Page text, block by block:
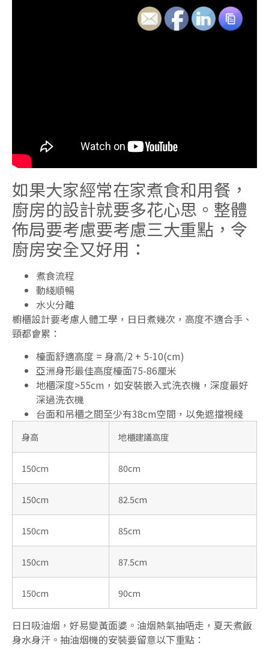
如果大家經常在家煮食和用餐，
廚房的設計就要多花心思。整體
佈局要考慮要考慮三大重點，令
廚房安全又好用：
煮食流程
動綫順暢
水火分離
櫥櫃設計要考慮人體工學，日日煮幾次，高度不適合手、
頸都會累：
檯面舒適高度 = 身高/2 + 5-10(cm)
亞洲身形最佳高度檯面75-86厘米
地櫃深度>55cm，如安裝嵌入式洗衣機，深度最好
深過洗衣機
台面和吊櫃之間至少有38cm空間，以免遮擋視綫
身高 地櫃建議高度
150cm 80cm
150cm 82.5cm
150cm 85cm
150cm 87.5cm
150cm 90cm
日日吸油烟，好易變黃面婆。油烟熱氣抽唔走，夏天煮飯
身水身汗。抽油烟機的安裝要留意以下重點：